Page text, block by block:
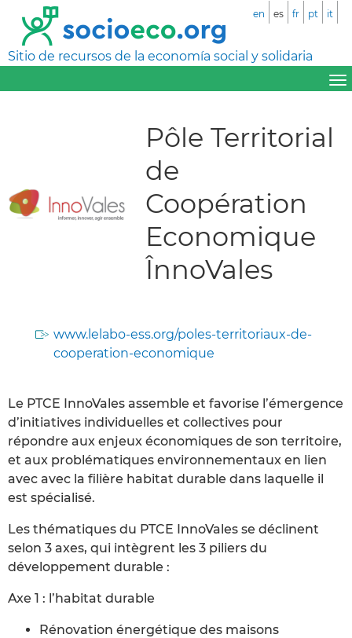
Sitio de recursos de la economía social y solidaria
en es fr pt it
Pôle Territorial
de
Coopération
Economique
ÎnnoVales
www.lelabo-ess.org/poles-territoriaux-de-
cooperation-economique
Le PTCE InnoVales assemble et favorise l’émergence
d’initiatives individuelles et collectives pour
répondre aux enjeux économiques de son territoire,
et aux problématiques environnementaux en lien
avec avec la filière habitat durable dans laquelle il
est spécialisé.
Les thématiques du PTCE InnoVales se déclinent
selon 3 axes, qui intègrent les 3 piliers du
développement durable :
Axe 1 : l’habitat durable
Rénovation énergétique des maisons